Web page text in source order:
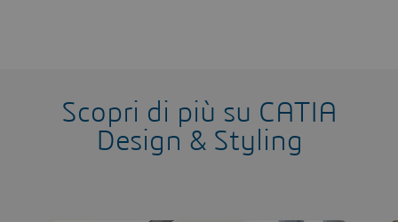
Scopri di più su CATIA
Design & Styling